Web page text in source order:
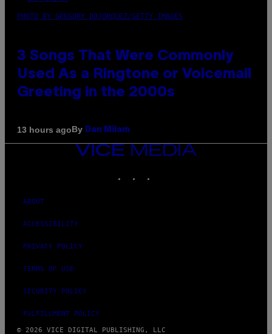
PHOTO BY GREGORY BOJORQUEZ/GETTY IMAGES
3 Songs That Were Commonly
Used As a Ringtone or Voicemail
Greeting in the 2000s
13 hours agoBy Dan Milam
VICE
ABOUT
ACCESSIBILITY
PRIVACY POLICY
TERMS OF USE
SECURITY POLICY
FULFILLMENT POLICY
© 2026 VICE DIGITAL PUBLISHING, LLC